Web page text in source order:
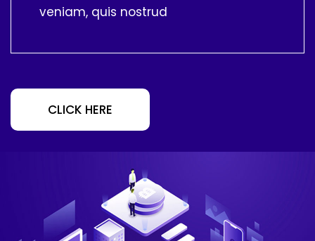
veniam, quis nostrud
CLICK HERE